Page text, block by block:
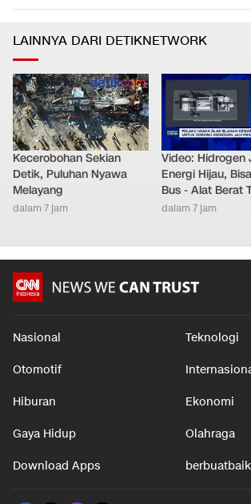
LAINNYA DARI DETIKNETWORK
Kecerobohan Sekian
Detik, Puluhan Nyawa
Melayang
dalam 7 jam
Video: Hidrogen
Energi Hijau,
Bus - Alat Berat
dalam 7 jam
Nasional Teknologi
Otomotif
Hiburan Ekonomi
Gaya Hidup Olahraga
Download Apps